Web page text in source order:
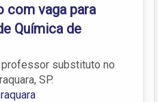
com vaga para
Química de
professor substituto no
SP.